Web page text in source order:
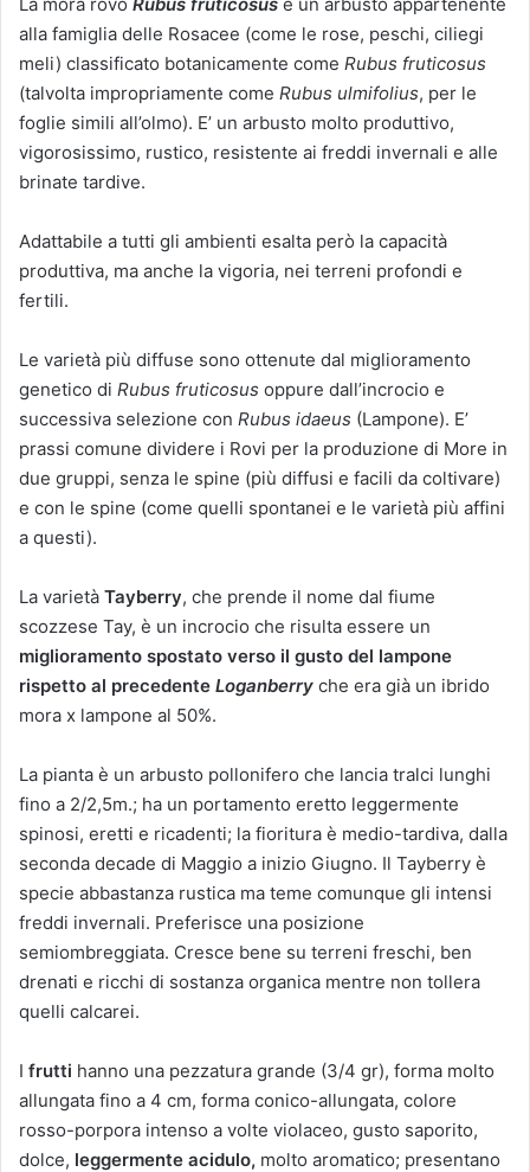
alla famiglia delle Rosacee (come le rose, peschi, ciliegi
meli) classificato botanicamente come Rubus fruticosus
(talvolta impropriamente come Rubus ulmifolius, per le
foglie simili all’olmo). E’ un arbusto molto produttivo,
vigorosissimo, rustico, resistente ai freddi invernali e alle
brinate tardive.
Adattabile a tutti gli ambienti esalta però la capacità
produttiva, ma anche la vigoria, nei terreni profondi e
fertili.
Le varietà più diffuse sono ottenute dal miglioramento
genetico di Rubus fruticosus oppure dall’incrocio e
successiva selezione con Rubus idaeus (Lampone). E’
prassi comune dividere i Rovi per la produzione di More in
due gruppi, senza le spine (più diffusi e facili da coltivare)
e con le spine (come quelli spontanei e le varietà più affini
a questi).
La varietà Tayberry, che prende il nome dal fiume
scozzese Tay, è un incrocio che risulta essere un
miglioramento spostato verso il gusto del lampone
rispetto al precedente Loganberry che era già un ibrido
mora x lampone al 50%.
La pianta è un arbusto pollonifero che lancia tralci lunghi
fino a 2/2,5m.; ha un portamento eretto leggermente
spinosi, eretti e ricadenti; la fioritura è medio-tardiva, dalla
seconda decade di Maggio a inizio Giugno. Il Tayberry è
specie abbastanza rustica ma teme comunque gli intensi
freddi invernali. Preferisce una posizione
semiombreggiata. Cresce bene su terreni freschi, ben
drenati e ricchi di sostanza organica mentre non tollera
quelli calcarei.
I frutti hanno una pezzatura grande (3/4 gr), forma molto
allungata fino a 4 cm, forma conico-allungata, colore
rosso-porpora intenso a volte violaceo, gusto saporito,
dolce, leggermente acidulo, molto aromatico; presentano